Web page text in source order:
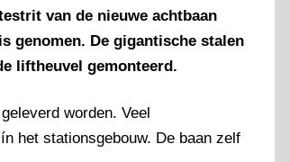
van de nieuwe achtbaan
genomen. De gigantische stalen
liftheuvel gemonteerd.
worden. Veel
het stationsgebouw. De baan zelf